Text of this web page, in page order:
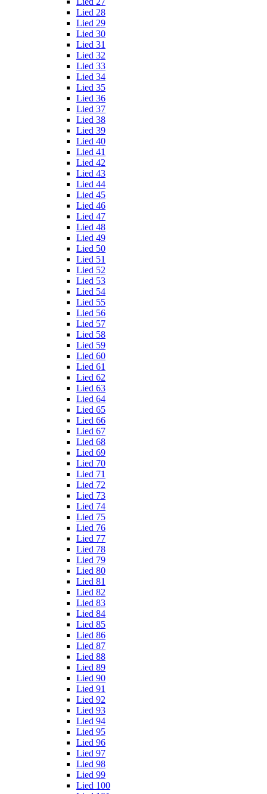
Lied 28
Lied 29
Lied 30
Lied 31
Lied 32
Lied 33
Lied 34
Lied 35
Lied 36
Lied 37
Lied 38
Lied 39
Lied 40
Lied 41
Lied 42
Lied 43
Lied 44
Lied 45
Lied 46
Lied 47
Lied 48
Lied 49
Lied 50
Lied 51
Lied 52
Lied 53
Lied 54
Lied 55
Lied 56
Lied 57
Lied 58
Lied 59
Lied 60
Lied 61
Lied 62
Lied 63
Lied 64
Lied 65
Lied 66
Lied 67
Lied 68
Lied 69
Lied 70
Lied 71
Lied 72
Lied 73
Lied 74
Lied 75
Lied 76
Lied 77
Lied 78
Lied 79
Lied 80
Lied 81
Lied 82
Lied 83
Lied 84
Lied 85
Lied 86
Lied 87
Lied 88
Lied 89
Lied 90
Lied 91
Lied 92
Lied 93
Lied 94
Lied 95
Lied 96
Lied 97
Lied 98
Lied 99
Lied 100